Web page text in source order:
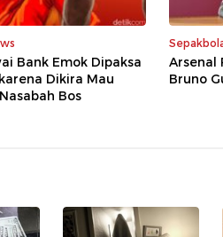
Bank Emok Dipaksa
Dikira Mau
Bos
Arsenal
Bruno